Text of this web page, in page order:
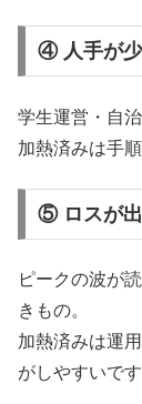
④ 人手が少
学生運営・自
加熱済みは手
⑤ ロスが出
ピークの波が
きもの。
加熱済みは運
がしやすいです